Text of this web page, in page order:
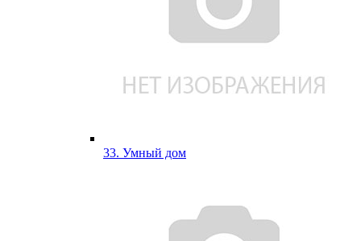
33. Умный дом